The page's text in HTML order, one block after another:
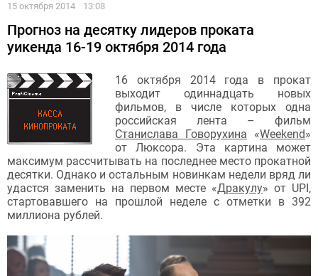
15 октября 2014 13:08
Прогноз на десятку лидеров проката
уикенда 16-19 октября 2014 года
16 октября 2014 года в прокат
выходит одиннадцать новых
фильмов, в числе которых одна
российская лента – фильм
Станислава Говорухина «Weekend»
от Люксора. Эта картина может
максимум рассчитывать на последнее место прокатной
десятки. Однако и остальным новинкам недели вряд ли
удастся заменить на первом месте «Дракулу» от UPI,
стартовавшего на прошлой неделе с отметки в 392
миллиона рублей.